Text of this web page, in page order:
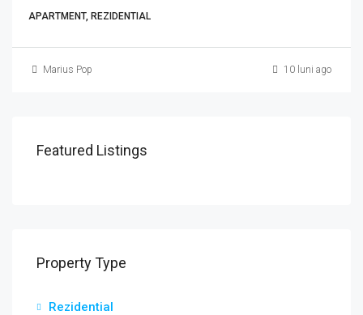
APARTMENT, REZIDENTIAL
Marius Pop 10 luni ago
Featured Listings
Property Type
Rezidential